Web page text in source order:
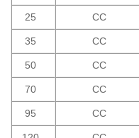
25 CC
35 CC
50 CC
70 CC
95 CC